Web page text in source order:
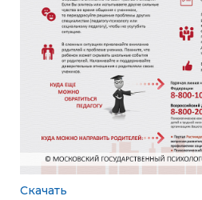
Скачать